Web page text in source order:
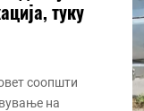
туку
соопшти
на